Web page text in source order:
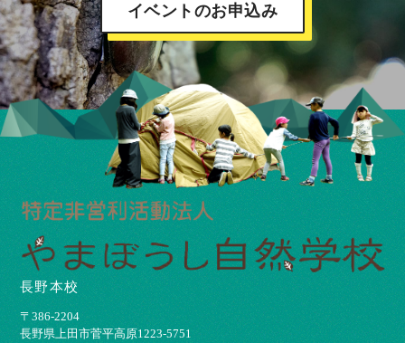
イベントのお申込み
長野本校
〒386-2204
⻑野県上⽥市菅平⾼原1223-5751